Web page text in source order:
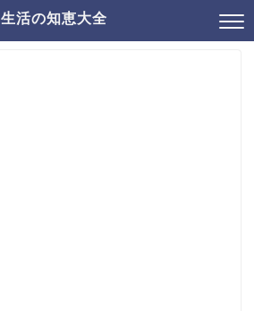
生活の知恵大全